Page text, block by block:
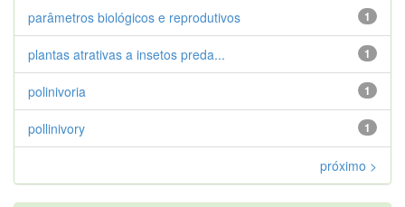
1
parâmetros biológicos e reprodutivos
1
plantas atrativas a insetos preda...
1
polinivoria
1
pollinivory
próximo >